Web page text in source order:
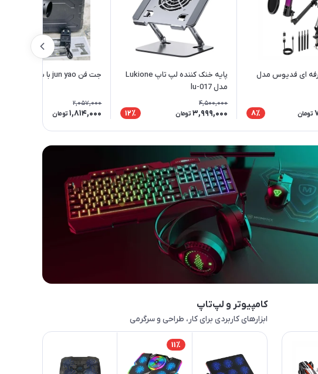
ای فدیوس مدل
تومان 8٪
پایه خنک کننده لپ تاپ Lukione
مدل lu-017
4,500,000
3,999,000 تومان 12٪
جت فن jun yao با باتری 21V
2,057,000
1,814,000 تومان
کامپیوتر و لپ‌تاپ
ابزارهای کاربردی برای کار، طراحی و سرگرمی
11٪